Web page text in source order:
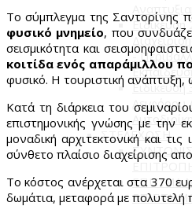
Ειδίκευση
-
Ειδίκευση
Αειφόρου
ΣΤΕΛΕΧΩΣΗ
ΕΠΙΤΡΟΠΗ
ΕΠΙΤΙΜΑ
Το σύμπλεγμα της Σαντορίνης
φυσικό μνημείο, που
σεισμικότητα και
κοιτίδα ενός απαράμιλλου
φυσικό. Η τουριστική
Κατά τη διάρκεια του
επιστημονικής γνώσης με την
μοναδική αρχιτεκτονική και
σύνθετο πλαίσιο διαχείρισης
Το κόστος ανέρχεται στα 370
δωμάτια, μεταφορά με πολυτελή